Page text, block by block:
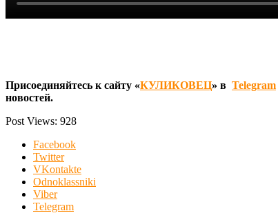
Присоединяйтесь к сайту «КУЛИКОВЕЦ» в Telegram
новостей.
Post Views: 928
Facebook
Twitter
VKontakte
Odnoklassniki
Viber
Telegram